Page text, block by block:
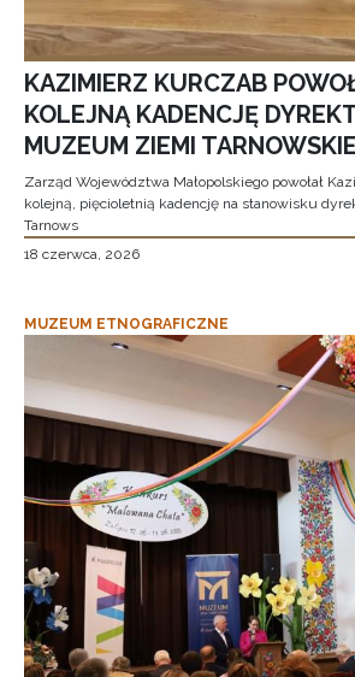
KAZIMIERZ KURCZAB
KOLEJNĄ KADENCJĘ
MUZEUM ZIEMI
Zarząd Województwa Małopolskiego powołał
kolejną, pięcioletnią kadencję na stanowisku
Tarnows
18 czerwca, 2026
MUZEUM ETNOGRAFICZNE